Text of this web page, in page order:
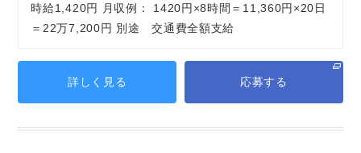
時給1,420円 月収例： 1420円×8時間＝11,360円×20日
＝22万7,200円 別途 交通費全額支給
詳しく見る 応募する